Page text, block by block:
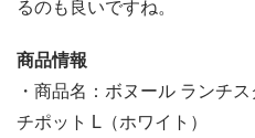
るのも良いですね。
商品情報
・商品名：ボヌール ランチ
チポット L（ホワイト）